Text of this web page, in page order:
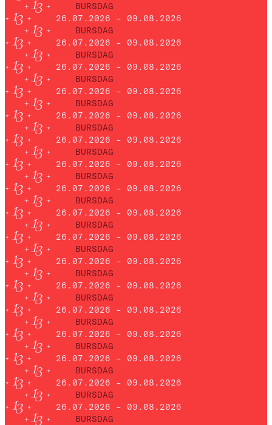
BURSDAG
26.07.2026 – 09.08.2026
BURSDAG
26.07.2026 – 09.08.2026
BURSDAG
26.07.2026 – 09.08.2026
BURSDAG
26.07.2026 – 09.08.2026
BURSDAG
26.07.2026 – 09.08.2026
BURSDAG
26.07.2026 – 09.08.2026
BURSDAG
26.07.2026 – 09.08.2026
BURSDAG
26.07.2026 – 09.08.2026
BURSDAG
26.07.2026 – 09.08.2026
BURSDAG
26.07.2026 – 09.08.2026
BURSDAG
26.07.2026 – 09.08.2026
BURSDAG
26.07.2026 – 09.08.2026
BURSDAG
26.07.2026 – 09.08.2026
BURSDAG
26.07.2026 – 09.08.2026
BURSDAG
26.07.2026 – 09.08.2026
BURSDAG
26.07.2026 – 09.08.2026
BURSDAG
26.07.2026 – 09.08.2026
BURSDAG